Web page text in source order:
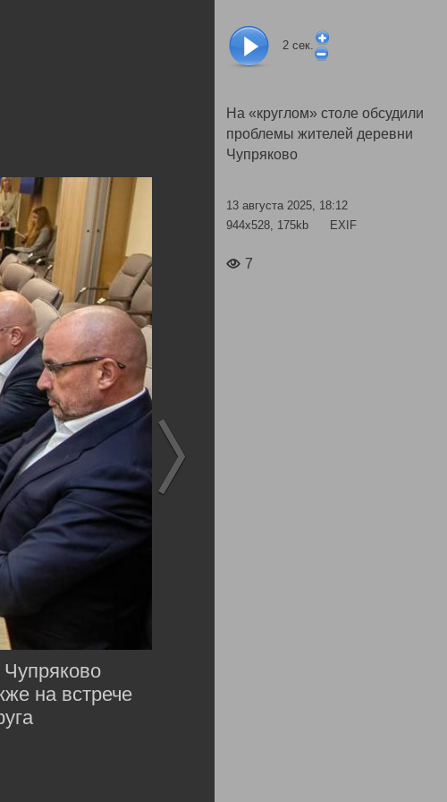
2 сек.
На «круглом» столе обсудили
проблемы жителей деревни
Чупряково
13 августа 2025, 18:12
944x528, 175kb
EXIF
7
на встрече